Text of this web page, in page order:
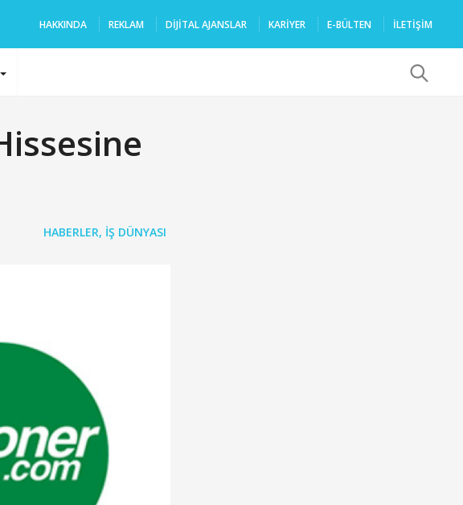
HAKKINDA REKLAM DIJITAL AJANSLAR KARIYER E-BÜLTEN İLETİŞİM
HABERLER, İŞ DÜNYASI